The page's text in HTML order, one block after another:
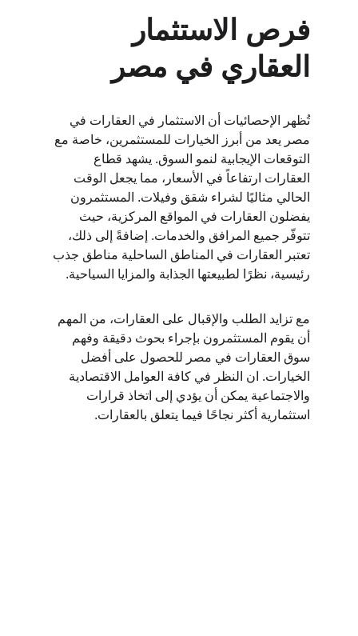
فرص الاستثمار
العقاري في مصر
تُظهر الإحصائيات أن الاستثمار في العقارات في
مصر يعد من أبرز الخيارات للمستثمرين، خاصة مع
التوقعات الإيجابية لنمو السوق. يشهد قطاع
العقارات ارتفاعاً في الأسعار، مما يجعل الوقت
الحالي مثاليًا لشراء شقق وفيلات. المستثمرون
يفضلون العقارات في المواقع المركزية، حيث
تتوفّر جميع المرافق والخدمات. إضافةً إلى ذلك،
تعتبر العقارات في المناطق الساحلية مناطق جذب
رئيسية، نظرًا لطبيعتها الجذابة والمزايا السياحية.
مع تزايد الطلب والإقبال على العقارات، من المهم
أن يقوم المستثمرون بإجراء بحوث دقيقة وفهم
سوق العقارات في مصر للحصول على أفضل
الخيارات. ان النظر في كافة العوامل الاقتصادية
والاجتماعية يمكن أن يؤدي إلى اتخاذ قرارات
استثمارية أكثر نجاحًا فيما يتعلق بالعقارات.